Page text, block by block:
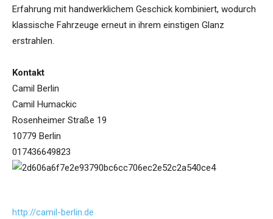
Erfahrung mit handwerklichem Geschick kombiniert, wodurch
klassische Fahrzeuge erneut in ihrem einstigen Glanz
erstrahlen.
Kontakt
Camil Berlin
Camil Humackic
Rosenheimer Straße 19
10779 Berlin
017436649823
http://camil-berlin.de